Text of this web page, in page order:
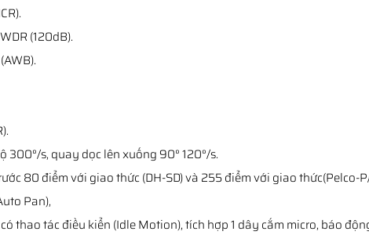
(120dB).
300°/s, quay dọc lên xuống 90° 120°/s.
80 điểm với giao thức (DH-SD) và 255 điểm với giao thức(Pelco-
Pan),
thao tác điều kiển (Idle Motion), tích hợp 1 dây cắm micro, báo